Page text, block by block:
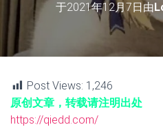
于2021年12月7日由
Post Views: 1,246
原创文章，转载请注明出处
https://qiedd.com/